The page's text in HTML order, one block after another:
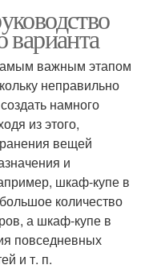
варианта
важным этапом
неправильно
намного
из этого,
вещей
и
шкаф-купе в
количество
а шкаф-купе в
повседневных
и т. п.